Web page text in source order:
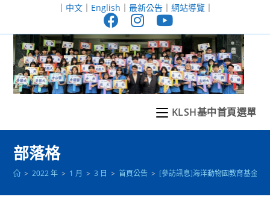
至
｜ 中文｜ English ｜ 最新公告｜ 網站導覽｜
KLSH基中首頁選單
部落格
> 2022 年 > 1 月 > 3 日 > 首頁公告 > [參訪訊息]海洋動物園教育基金會